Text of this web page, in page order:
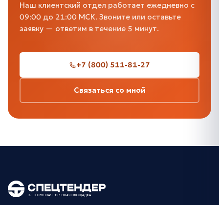
Наш клиентский отдел работает ежедневно с
09:00 до 21:00 МСК. Звоните или оставьте
заявку — ответим в течение 5 минут.
+7 (800) 511-81-27
Связаться со мной